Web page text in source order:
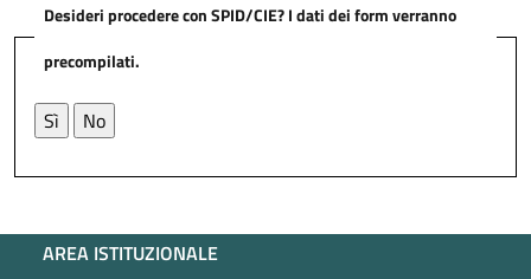
Desideri procedere con SPID/CIE? I dati dei form verranno
precompilati.
AREA ISTITUZIONALE